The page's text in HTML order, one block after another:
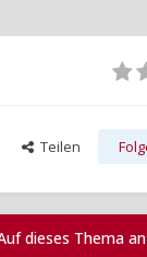
Teilen
dieses Thema